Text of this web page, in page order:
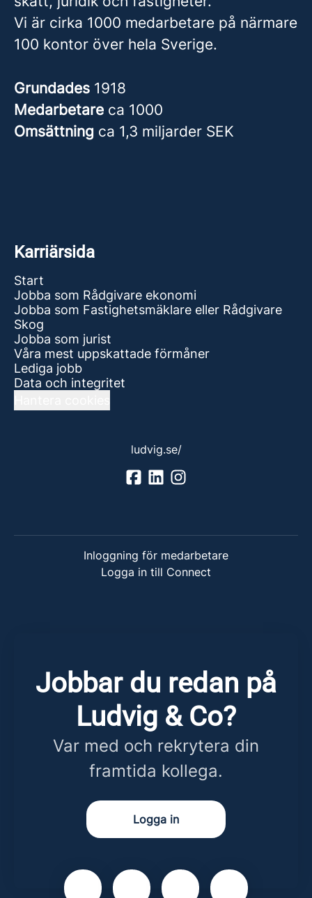
Vi är cirka 1000 medarbetare på närmare
100 kontor över hela Sverige.
Grundades 1918
Medarbetare ca 1000
Omsättning ca 1,3 miljarder SEK
Karriärsida
Start
Jobba som Rådgivare ekonomi
Jobba som Fastighetsmäklare eller Rådgivare
Skog
Jobba som jurist
Våra mest uppskattade förmåner
Lediga jobb
Data och integritet
ludvig.se/
Inloggning för medarbetare
Logga in till Connect
Jobbar du redan på
Ludvig & Co?
Var med och rekrytera din
framtida kollega.
Logga in